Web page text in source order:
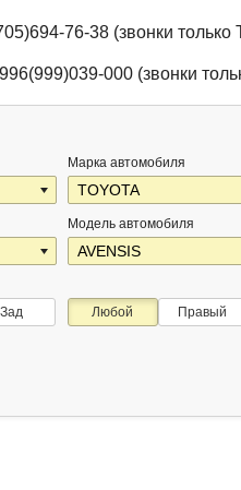
76-38 (звонки только
000 (звонки
Марка автомобиля
Модель автомобиля
Зад Любой Правый